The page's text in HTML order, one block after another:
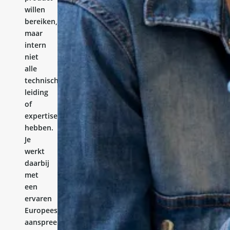
willen
bereiken,
maar
intern
niet
alle
technische
leiding
of
expertise
hebben.
Je
werkt
daarbij
met
een
ervaren
Europees
aanspreekpunt.